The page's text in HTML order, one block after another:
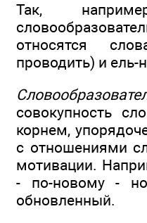
Так,
относятся
проводить) и ель-
совокупность
корнем,
с отношениями
мотивации.
- по-новому -
обновленный.